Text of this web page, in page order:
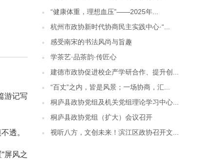
游记写
透。
屏风之
“健康体重，理想血压”——2025年...
杭州市政协新时代协商民主实践中心·“...
感受南宋的书法风尚与旨趣
学茶艺·品茶韵·传匠心
建德市政协促进校企产学研合作、提升创...
“百丈”之内，皆是风景；一场协商，汇...
桐庐县政协党组及机关党组理论学习中心...
桐庐县政协党组（扩大）会议召开
视听八方，文创未来！滨江区政协召开文...